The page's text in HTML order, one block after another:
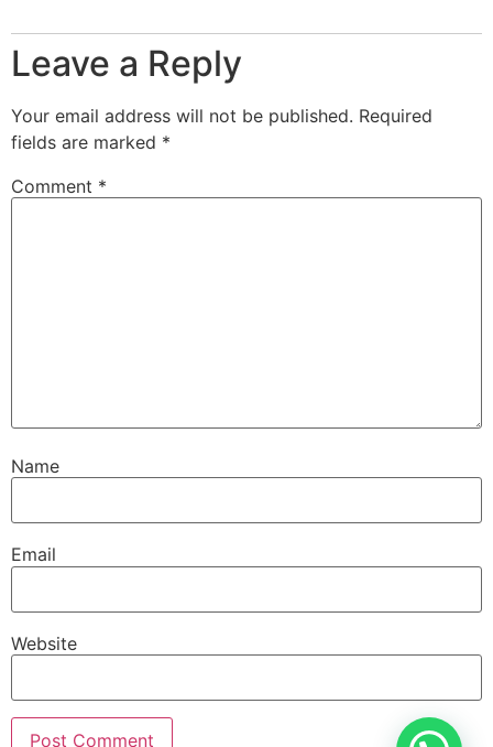
Leave a Reply
Your email address will not be published. Required
fields are marked *
Comment *
Name
Email
Website